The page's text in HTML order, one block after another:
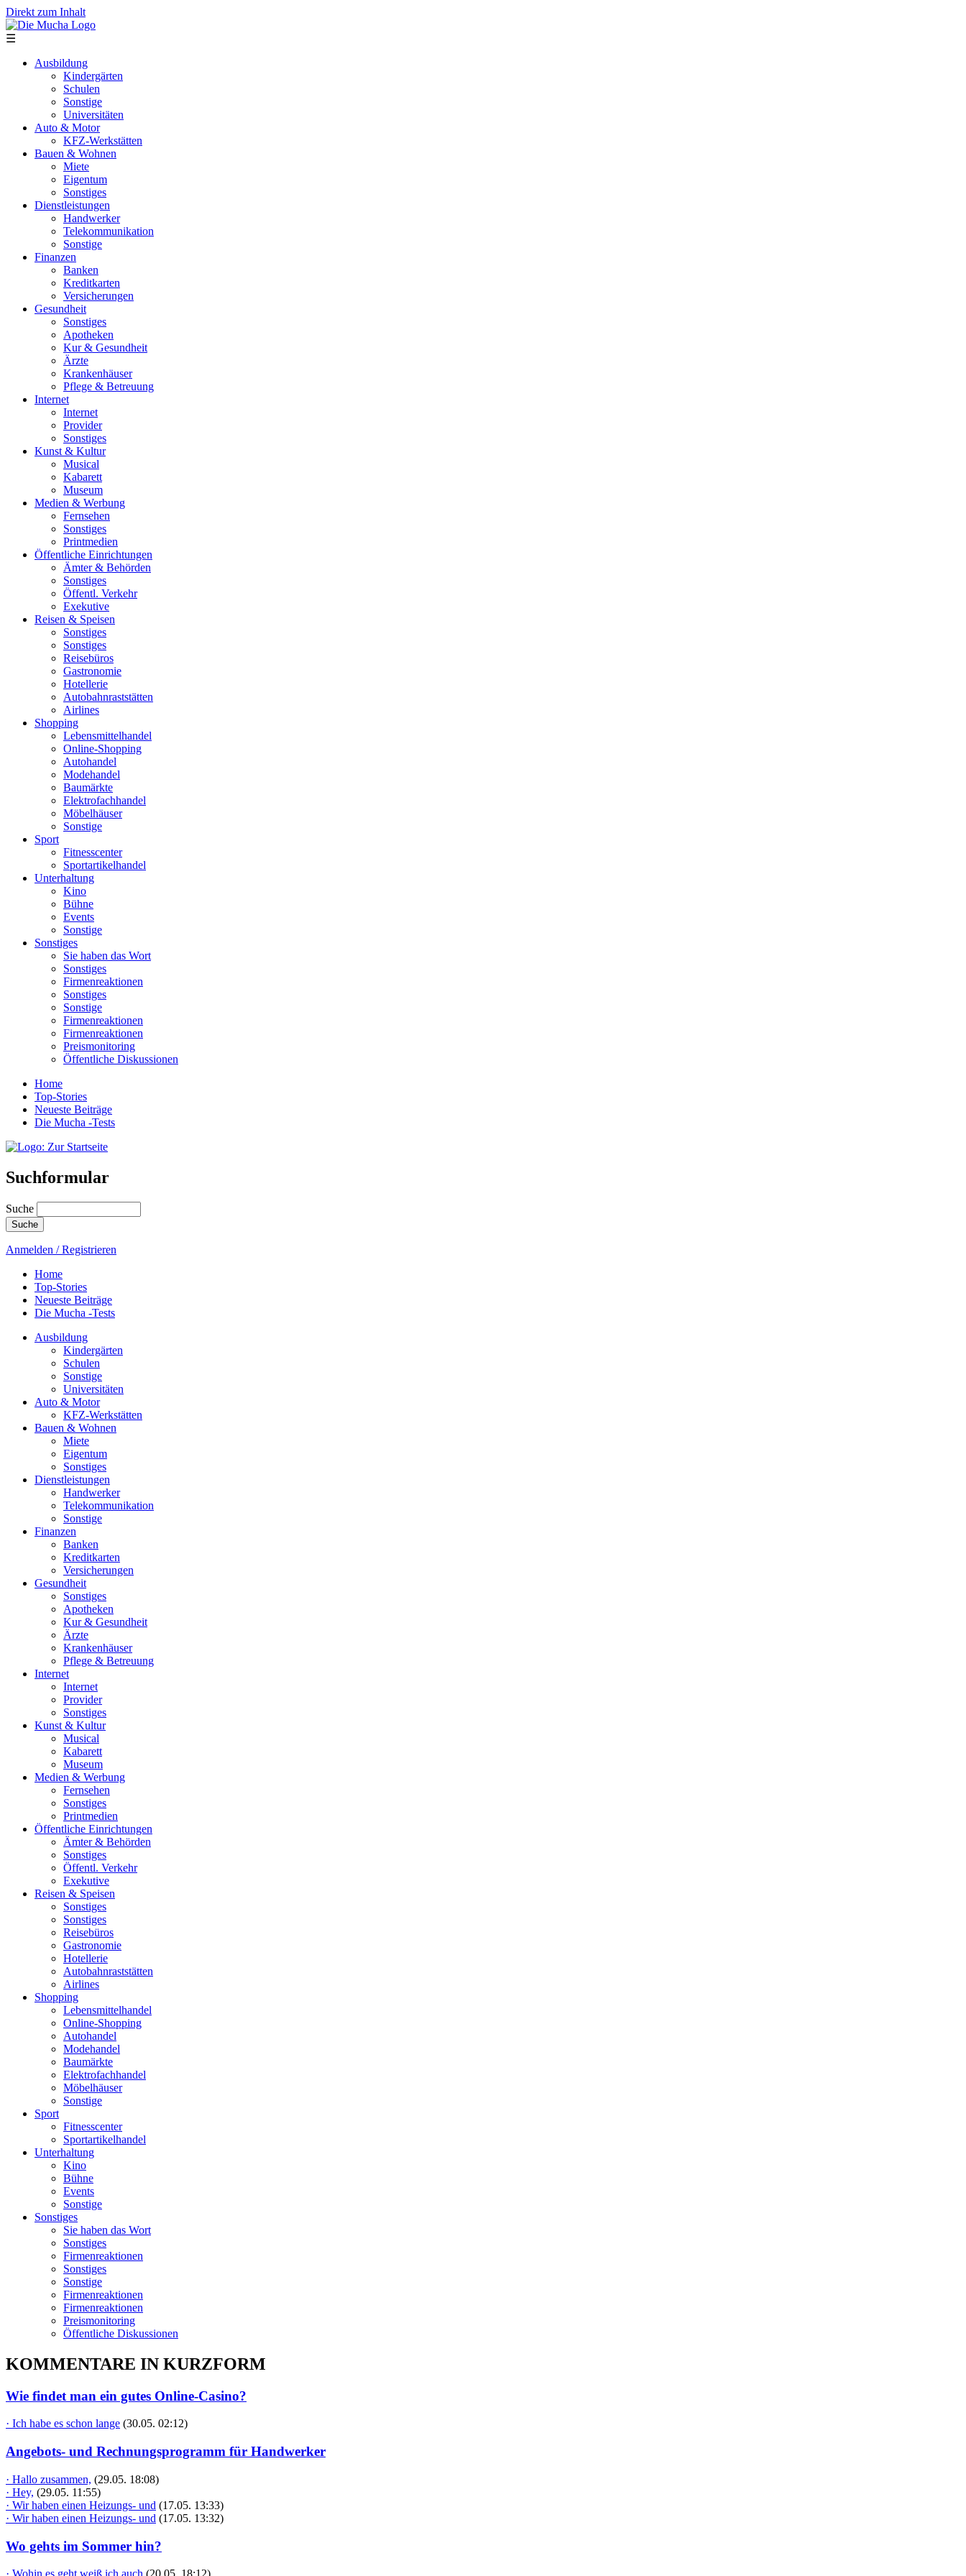
Direkt zum Inhalt
☰
Ausbildung
Kindergärten
Schulen
Sonstige
Universitäten
Auto & Motor
KFZ-Werkstätten
Bauen & Wohnen
Miete
Eigentum
Sonstiges
Dienstleistungen
Handwerker
Telekommunikation
Sonstige
Finanzen
Banken
Kreditkarten
Versicherungen
Gesundheit
Sonstiges
Apotheken
Kur & Gesundheit
Ärzte
Krankenhäuser
Pflege & Betreuung
Internet
Internet
Provider
Sonstiges
Kunst & Kultur
Musical
Kabarett
Museum
Medien & Werbung
Fernsehen
Sonstiges
Printmedien
Öffentliche Einrichtungen
Ämter & Behörden
Sonstiges
Öffentl. Verkehr
Exekutive
Reisen & Speisen
Sonstiges
Sonstiges
Reisebüros
Gastronomie
Hotellerie
Autobahnraststätten
Airlines
Shopping
Lebensmittelhandel
Online-Shopping
Autohandel
Modehandel
Baumärkte
Elektrofachhandel
Möbelhäuser
Sonstige
Sport
Fitnesscenter
Sportartikelhandel
Unterhaltung
Kino
Bühne
Events
Sonstige
Sonstiges
Sie haben das Wort
Sonstiges
Firmenreaktionen
Sonstiges
Sonstige
Firmenreaktionen
Firmenreaktionen
Preismonitoring
Öffentliche Diskussionen
Home
Top-Stories
Neueste Beiträge
Die Mucha -Tests
Suchformular
Suche
Anmelden / Registrieren
Home
Top-Stories
Neueste Beiträge
Die Mucha -Tests
Ausbildung
Kindergärten
Schulen
Sonstige
Universitäten
Auto & Motor
KFZ-Werkstätten
Bauen & Wohnen
Miete
Eigentum
Sonstiges
Dienstleistungen
Handwerker
Telekommunikation
Sonstige
Finanzen
Banken
Kreditkarten
Versicherungen
Gesundheit
Sonstiges
Apotheken
Kur & Gesundheit
Ärzte
Krankenhäuser
Pflege & Betreuung
Internet
Internet
Provider
Sonstiges
Kunst & Kultur
Musical
Kabarett
Museum
Medien & Werbung
Fernsehen
Sonstiges
Printmedien
Öffentliche Einrichtungen
Ämter & Behörden
Sonstiges
Öffentl. Verkehr
Exekutive
Reisen & Speisen
Sonstiges
Sonstiges
Reisebüros
Gastronomie
Hotellerie
Autobahnraststätten
Airlines
Shopping
Lebensmittelhandel
Online-Shopping
Autohandel
Modehandel
Baumärkte
Elektrofachhandel
Möbelhäuser
Sonstige
Sport
Fitnesscenter
Sportartikelhandel
Unterhaltung
Kino
Bühne
Events
Sonstige
Sonstiges
Sie haben das Wort
Sonstiges
Firmenreaktionen
Sonstiges
Sonstige
Firmenreaktionen
Firmenreaktionen
Preismonitoring
Öffentliche Diskussionen
KOMMENTARE IN KURZFORM
Wie findet man ein gutes Online-Casino?
· Ich habe es schon lange (30.05. 02:12)
Angebots- und Rechnungsprogramm für Handwerker
· Hallo zusammen, (29.05. 18:08)
· Hey, (29.05. 11:55)
· Wir haben einen Heizungs- und (17.05. 13:33)
· Wir haben einen Heizungs- und (17.05. 13:32)
Wo gehts im Sommer hin?